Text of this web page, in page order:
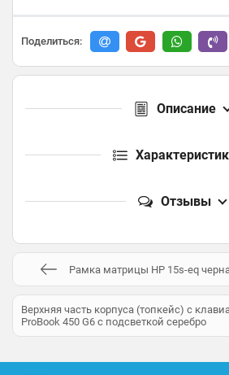
Поделиться:
Описание
Отзывы
Рамка матрицы HP 15s-eq
Верхняя часть корпуса (топкейс) с
ProBook 450 G6 с подсветкой серебро